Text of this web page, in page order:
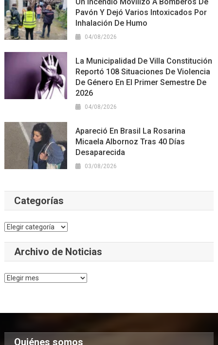
Pavón Y Dejó Varios Intoxicados Por
Inhalación De Humo
04/08/2026
La Municipalidad De Villa Constitución
Reportó 108 Situaciones De Violencia
De Género En El Primer Semestre De
2026
04/08/2026
Apareció En Brasil La Rosarina
Micaela Albornoz Tras 40 Días
Desaparecida
03/08/2026
Categorías
Categorías
Archivo de Noticias
Archivo
Quiénes somos